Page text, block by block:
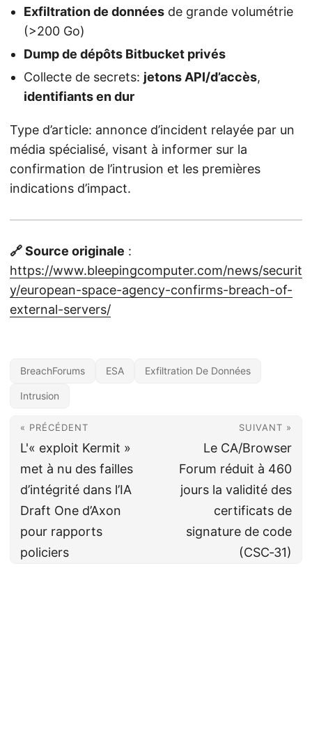
Exfiltration de données de grande volumétrie
(>200 Go)
Dump de dépôts Bitbucket privés
Collecte de secrets: jetons API/d’accès,
identifiants en dur
Type d’article: annonce d’incident relayée par un
média spécialisé, visant à informer sur la
confirmation de l’intrusion et les premières
indications d’impact.
🔗 Source originale :
https://www.bleepingcomputer.com/news/securit
y/european-space-agency-confirms-breach-of-
external-servers/
BreachForums ESA Exfiltration De Données
Intrusion
« PRÉCÉDENT
L'« exploit Kermit »
met à nu des failles
d’intégrité dans l’IA
Draft One d’Axon
pour rapports
policiers
SUIVANT »
Le CA/Browser
Forum réduit à 460
jours la validité des
certificats de
signature de code
(CSC‑31)